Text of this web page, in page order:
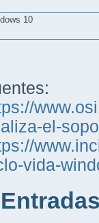
10
el-
vida-